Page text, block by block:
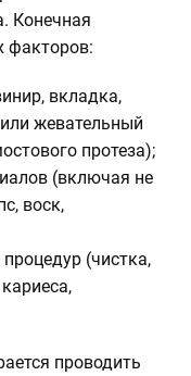
Конечная
факторов:
вкладка,
жевательный
протеза);
(включая не
воск,
(чистка,
проводить